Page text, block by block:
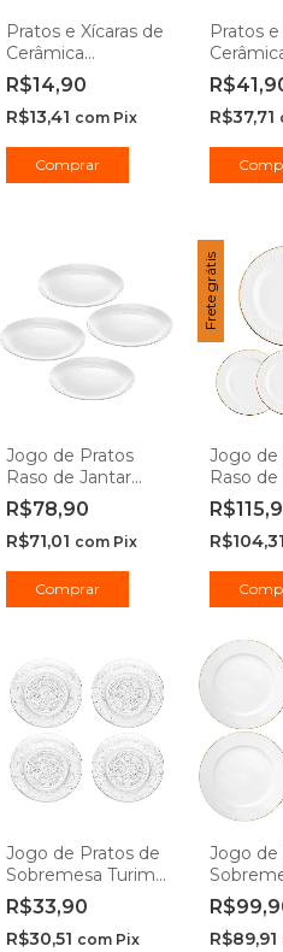
Pratos e Xícaras de
Cerâmica
Stoneware
Madeleine - Porto
Brasil
R$14,90
R$13,41 com Pix
Comprar
Pratos e
Porto
R$37,71
Jogo de Pratos
Raso de Jantar
Essenza Opaline
27 cm - Rojemac
Profissional
R$78,90
R$71,01 com Pix
Comprar
Frete grátis
Jogo de
Raso de
Opaline
de Ouro
Hauskraft
R$104,31
Jogo de Pratos de
Sobremesa Turim
em Vidro 17,5cm -
Hauskraft
R$33,90
R$30,51 com Pix
Jogo de
Branco
Ouro
R$89,91